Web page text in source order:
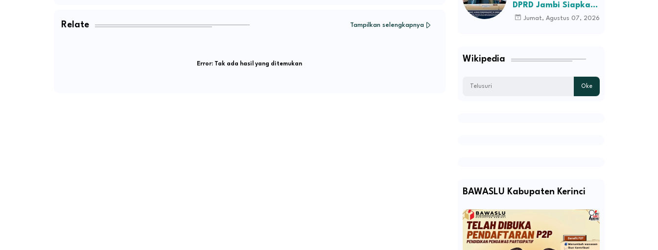
Relate Tampilkan selengkapnya
Error: Tak ada hasil yang ditemukan
DPRD Jambi Siapkan
RDP Jalan Simpang
Jumat, Agustus 07, 2026
Wikipedia
BAWASLU Kabupaten Kerinci